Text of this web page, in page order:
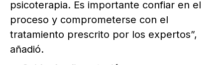
psicoterapia. Es importante confiar en el
proceso y comprometerse con el
tratamiento prescrito por los expertos”,
añadió.